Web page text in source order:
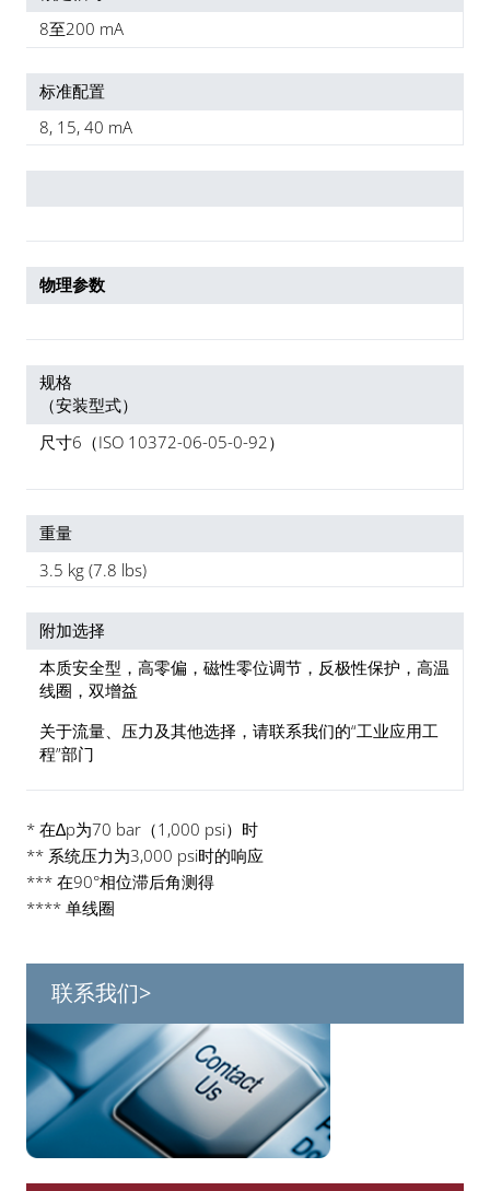
8至200 mA
标准配置
8, 15, 40 mA
物理参数
规格
（安装型式）
尺寸6（ISO 10372-06-05-0-92）
重量
3.5 kg (7.8 lbs)
附加选择
本质安全型，高零偏，磁性零位调节，反极性保护，高温
线圈，双增益
关于流量、压力及其他选择，请联系我们的“工业应用工
程”部门
* 在∆p为70 bar（1,000 psi）时
** 系统压力为3,000 psi时的响应
*** 在90°相位滞后角测得
**** 单线圈
联系我们>